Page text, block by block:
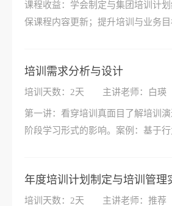
课程收益：学会制定与集团培训计
保课程内容更新；提升培训与业务
培训需求分析与设计
培训天数：2天 主讲老师：白瑛
第一讲：看穿培训真面目了解培训
阶段学习形式的影响。案例：基于
年度培训计划制定与培训管理
培训天数：2天 主讲老师：推荐